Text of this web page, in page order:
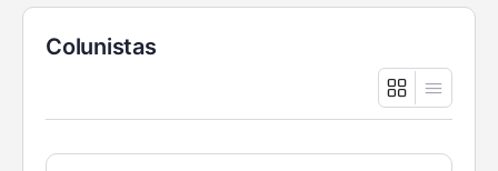
Colunistas